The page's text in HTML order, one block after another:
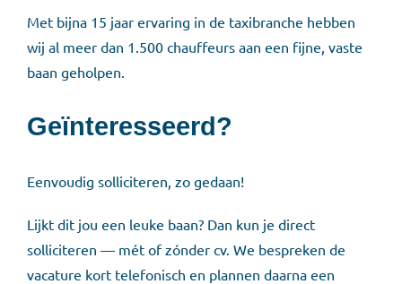
Met bijna 15 jaar ervaring in de taxibranche hebben
wij al meer dan 1.500 chauffeurs aan een fijne, vaste
baan geholpen.
Geïnteresseerd?
Eenvoudig solliciteren, zo gedaan!
Lijkt dit jou een leuke baan? Dan kun je direct
solliciteren — mét of zónder cv. We bespreken de
vacature kort telefonisch en plannen daarna een